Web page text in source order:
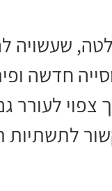
שעשויה
חדשה
צפוי לעורר